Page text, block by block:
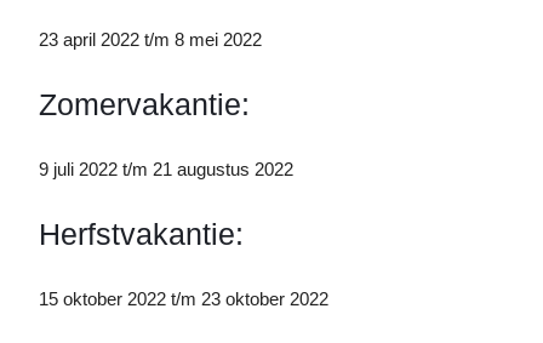
23 april 2022 t/m 8 mei 2022
Zomervakantie:
9 juli 2022 t/m 21 augustus 2022
Herfstvakantie:
15 oktober 2022 t/m 23 oktober 2022